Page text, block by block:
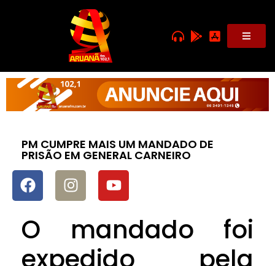
PM CUMPRE MAIS UM MANDADO DE
PRISÃO EM GENERAL CARNEIRO
O mandado foi
expedido pela